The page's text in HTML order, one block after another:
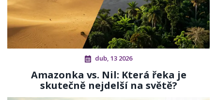
dub, 13 2026
Amazonka vs. Nil: Která řeka je
skutečně nejdelší na světě?